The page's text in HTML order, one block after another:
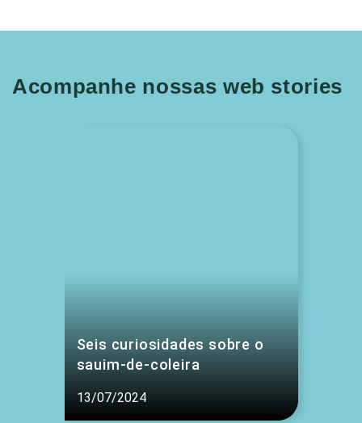
Acompanhe nossas web stories
Seis curiosidades sobre o
sauim-de-coleira
13/07/2024